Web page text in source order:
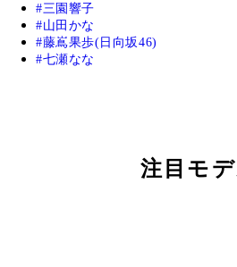
三園響子
山田かな
藤嶌果歩(日向坂46)
七瀬なな
注目モ